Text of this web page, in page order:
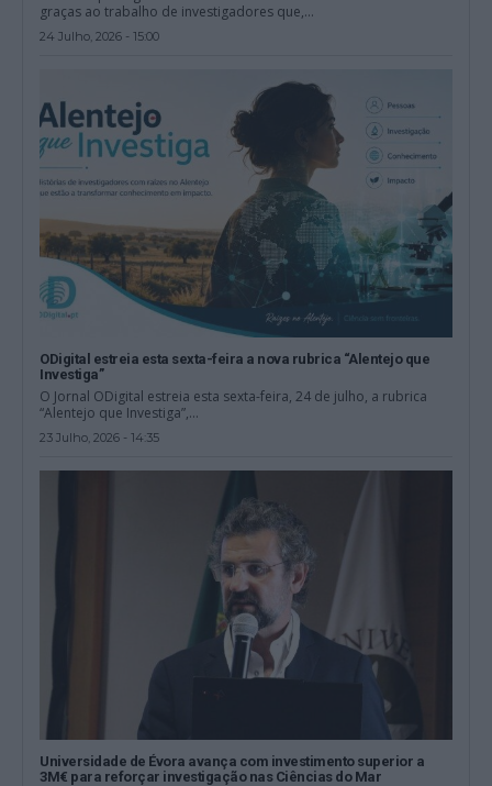
graças ao trabalho de investigadores que,...
24 Julho, 2026 - 15:00
ODigital estreia esta sexta-feira a nova rubrica “Alentejo que
Investiga”
O Jornal ODigital estreia esta sexta-feira, 24 de julho, a rubrica
“Alentejo que Investiga”,...
23 Julho, 2026 - 14:35
Universidade de Évora avança com investimento superior a
3M€ para reforçar investigação nas Ciências do Mar